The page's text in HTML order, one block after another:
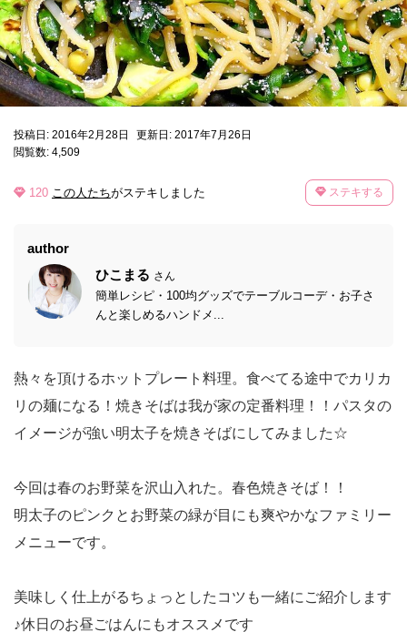
投稿日: 2016年2月28日
更新日: 2017年7月26日
閲覧数: 4,509
120 この人たちがステキしました ステキする
author
ひこまる さん
簡単レシピ・100均グッズでテーブルコーデ・お子さ
んと楽しめるハンドメ...
熱々を頂けるホットプレート料理。食べてる途中でカリカ
リの麺になる！焼きそばは我が家の定番料理！！パスタの
イメージが強い明太子を焼きそばにしてみました☆
今回は春のお野菜を沢山入れた。春色焼きそば！！
明太子のピンクとお野菜の緑が目にも爽やかなファミリー
メニューです。
美味しく仕上がるちょっとしたコツも一緒にご紹介します
♪休日のお昼ごはんにもオススメです